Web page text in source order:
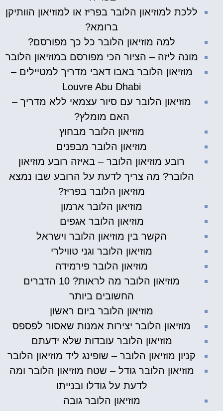
ללכת למוזיאון הלובר בפריז או למוזיאון הוותיקן
ברומא?
למה מוזיאון הלובר כל כך מפורסם?
מונה ליזה – הציור הכי מפורסם במוזיאון הלובר
מוזיאון הלובר באבו דאבי מדריך למטיילים –
Louvre Abu Dhabi
מוזיאון הלובר עם סיור עצמאי ללא מדריך –
האם מומלץ?
מוזיאון הלובר מבחוץ
מוזיאון הלובר מבפנים
רובע מוזיאון הלובר – באיזה רובע מוזיאון
הלובר? מה צריך לדעת על הרובע שבו נמצא
מוזיאון הלובר בפריז?
מוזיאון הלובר ארמון
מוזיאון הלובר אגפים
הקשר בין מוזיאון הלובר וישראל
מוזיאון הלובר וגני טווילרי
מוזיאון הלובר פירמידה
מוזיאון הלובר מה לראות? 10 הדברים
החשובים ביותר
מוזיאון הלובר ביום ראשון
מוזיאון הלובר יצירות אמנות שאסור לפספס
מוזיאון הלובר עובדות שלא ידעתם
קניון מוזיאון הלובר – שופינג ליד מוזיאון הלובר
מוזיאון הלובר גודל – שטח מוזיאון הלובר ומה
לדעת על גודלו ובנייתו
מוזיאון הלובר גובה